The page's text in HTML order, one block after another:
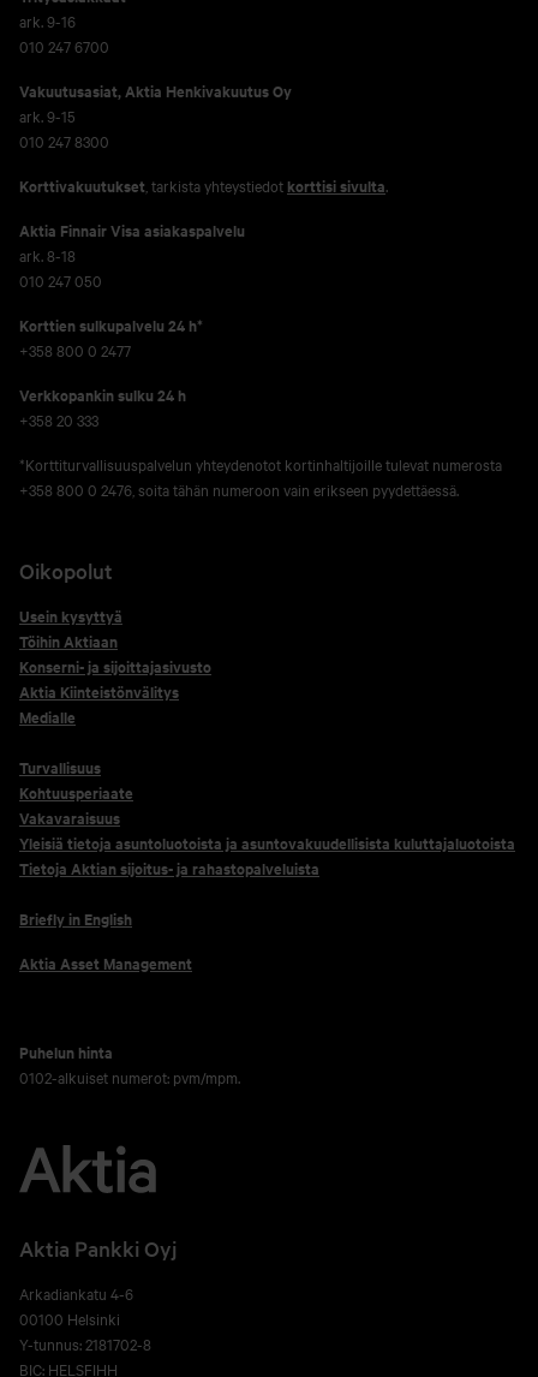
ark. 9-16
010 247 6700
Vakuutusasiat, Aktia Henkivakuutus Oy
ark. 9-15
010 247 8300
Korttivakuutukset , tarkista yhteystiedot korttisi sivulta.
Aktia Finnair Visa asiakaspalvelu
ark. 8-18
010 247 050
Korttien sulkupalvelu 24 h*
+358 800 0 2477
Verkko­pankin sulku 24 h
+358 20 333
*Korttiturvallisuuspalvelun yhteydenotot kortinhaltijoille tulevat numerosta
+358 800 0 2476, soita tähän numeroon vain erikseen pyydettäessä.
Oikopolut
Usein kysyttyä
Töihin Aktiaan
Konserni- ja sijoittajasivusto
Aktia Kiinteistönvälitys
Medialle
Turvallisuus
Kohtuusperiaate
Vakavaraisuus
Yleisiä tietoja asuntoluotoista ja asuntovakuudellisista kuluttajaluotoista
Tietoja Aktian sijoitus- ja rahastopalveluista
Briefly in English
Aktia Asset Management
Puhelun hinta
0102-alkuiset numerot: pvm/mpm.
Aktia Pankki Oyj
Arkadiankatu 4-6
00100 Helsinki
Y-tunnus: 2181702-8
BIC: HELSFIHH